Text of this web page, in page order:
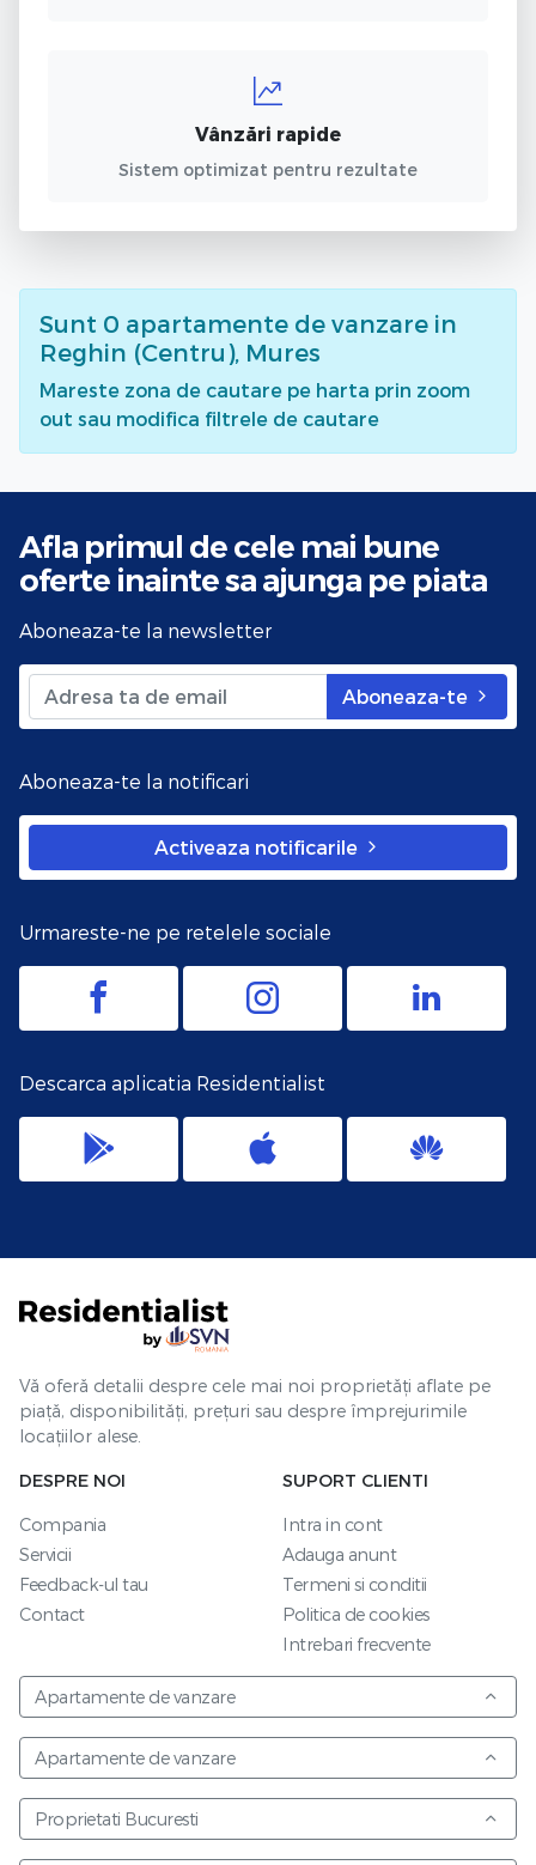
Vânzări rapide
Sistem optimizat pentru rezultate
Sunt 0 apartamente de vanzare in
Reghin (Centru), Mures
Mareste zona de cautare pe harta prin zoom
out sau modifica filtrele de cautare
Afla primul de cele mai bune
oferte inainte sa ajunga pe piata
Aboneaza-te la newsletter
Aboneaza-te
Aboneaza-te la notificari
Activeaza notificarile
Urmareste-ne pe retelele sociale
Descarca aplicatia Residentialist
Vă oferă detalii despre cele mai noi proprietăți aflate pe
piață, disponibilități, prețuri sau despre împrejurimile
locațiilor alese.
DESPRE NOI
Compania
Servicii
Feedback-ul tau
Contact
SUPORT CLIENTI
Intra in cont
Adauga anunt
Termeni si conditii
Politica de cookies
Intrebari frecvente
Apartamente de vanzare
Apartamente de vanzare
Proprietati Bucuresti